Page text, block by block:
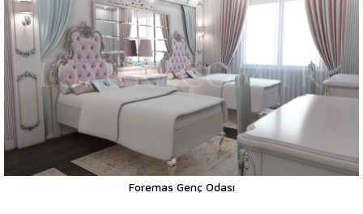
Foremas Genç Odası